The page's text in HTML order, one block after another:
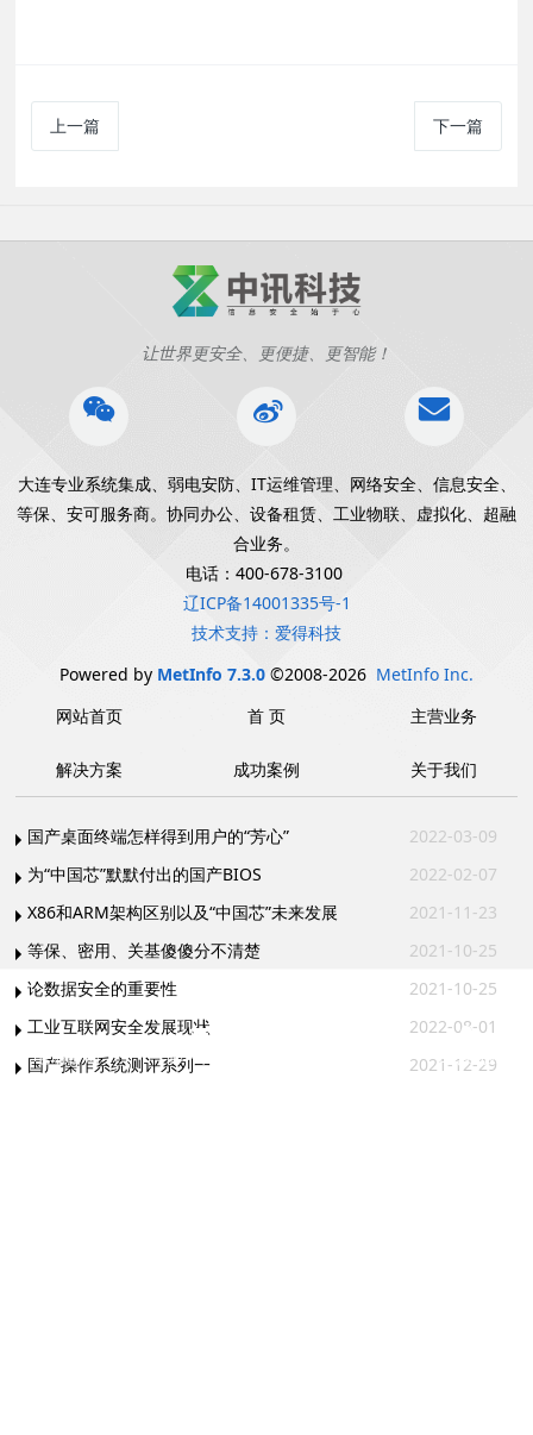
上一篇 下一篇
让世界更安全、更便捷、更智能！
大连专业系统集成、弱电安防、IT运维管理、网络安全、信息安全、
等保、安可服务商。协同办公、设备租赁、工业物联、虚拟化、超融
合业务。
电话：400-678-3100
辽ICP备14001335号-1
技术支持：爱得科技
Powered by MetInfo 7.3.0 ©2008-2026 MetInfo Inc.
网站首页
首 页 主营业务
解决方案 成功案例 关于我们
国产桌面终端怎样得到用户的“芳心”
2022-03-09
为“中国芯”默默付出的国产BIOS
2022-02-07
X86和ARM架构区别以及“中国芯”未来发展
2021-11-23
等保、密用、关基傻傻分不清楚
2021-10-25
论数据安全的重要性
2021-10-25
工业互联网安全发展现状
2022-08-01
国产操作系统测评系列一
2021-12-29
电话咨询 邮件咨询 QQ客服